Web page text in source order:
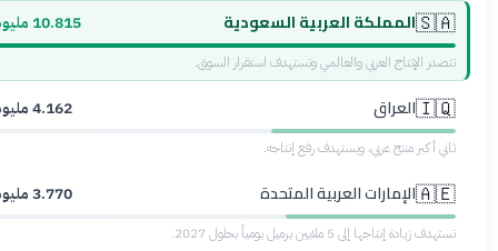
المملكة العربية السعودية
برميل
الإنتاج العربي والعالمي وتستهدف استقرار السوق.
العراق
برميل
أكبر منتج عربي، ويستهدف رفع إنتاجه.
الإمارات العربية المتحدة
برميل
إنتاجها إلى 5 ملايين برميل يومياً بحلول 2027.